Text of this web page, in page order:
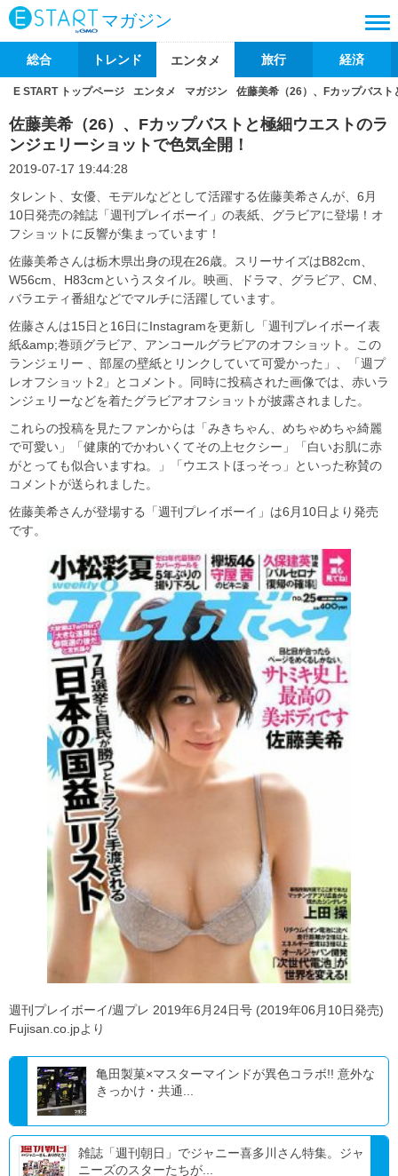
マガジン
総合 トレンド エンタメ 旅行 経済
E START トップページ エンタメ マガジン 佐藤美希（26）、Fカップバス
佐藤美希（26）、Fカップバストと極細ウエストのラ
ンジェリーショットで色気全開！
2019-07-17 19:44:28
タレント、女優、モデルなどとして活躍する佐藤美希さんが、6月
10日発売の雑誌「週刊プレイボーイ」の表紙、グラビアに登場！オ
フショットに反響が集まっています！
佐藤美希さんは栃木県出身の現在26歳。スリーサイズはB82cm、
W56cm、H83cmというスタイル。映画、ドラマ、グラビア、CM、
バラエティ番組などでマルチに活躍しています。
佐藤さんは15日と16日にInstagramを更新し「週刊プレイボーイ表
紙&amp;巻頭グラビア、アンコールグラビアのオフショット。この
ランジェリー 、部屋の壁紙とリンクしていて可愛かった」、「週プ
レオフショット2」とコメント。同時に投稿された画像では、赤いラ
ンジェリーなどを着たグラビアオフショットが披露されました。
これらの投稿を見たファンからは「みきちゃん、めちゃめちゃ綺麗
で可愛い」「健康的でかわいくてその上セクシー」「白いお肌に赤
がとっても似合いますね。」「ウエストほっそっ」といった称賛の
コメントが送られました。
佐藤美希さんが登場する「週刊プレイボーイ」は6月10日より発売
です。
週刊プレイボーイ/週プレ 2019年6月24日号 (2019年06月10日発売)
Fujisan.co.jpより
亀田製菓×マスターマインドが異色コラボ!! 意外な
きっかけ・共通...
雑誌「週刊朝日」でジャニー喜多川さん特集。ジャ
ニーズのスターたちが...